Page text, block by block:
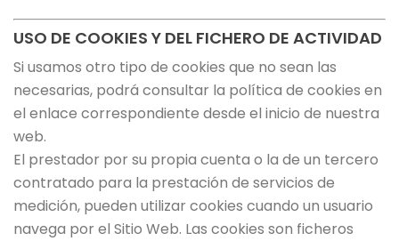
USO DE COOKIES Y DEL FICHERO DE ACTIVIDAD
Si usamos otro tipo de cookies que no sean las
necesarias, podrá consultar la política de cookies en
el enlace correspondiente desde el inicio de nuestra
web.
El prestador por su propia cuenta o la de un tercero
contratado para la prestación de servicios de
medición, pueden utilizar cookies cuando un usuario
navega por el Sitio Web. Las cookies son ficheros